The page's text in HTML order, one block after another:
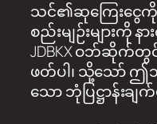
သင်၏ဆုကြေးငွေကို
စည်းမျဉ်းများကို
JDBKX ဝဘ်ဆိုက်တွ
ဖတ်ပါ၊ သို့သော် ဤ
သော ဘုံပြဋ္ဌာန်းချ